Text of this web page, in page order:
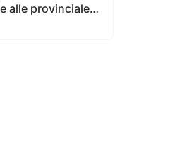
alle provinciale